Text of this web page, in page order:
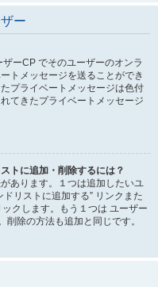
ー
ーCP でそのユーザーのオンラ
トメッセージを送ることができ
プライベートメッセージは色付
てきたプライベートメッセージ
トに追加・削除するには？
あります。１つは追加したいユ
リストに追加する” リンクまた
クします。もう１つは ユーザー
除の方法も追加と同じです。